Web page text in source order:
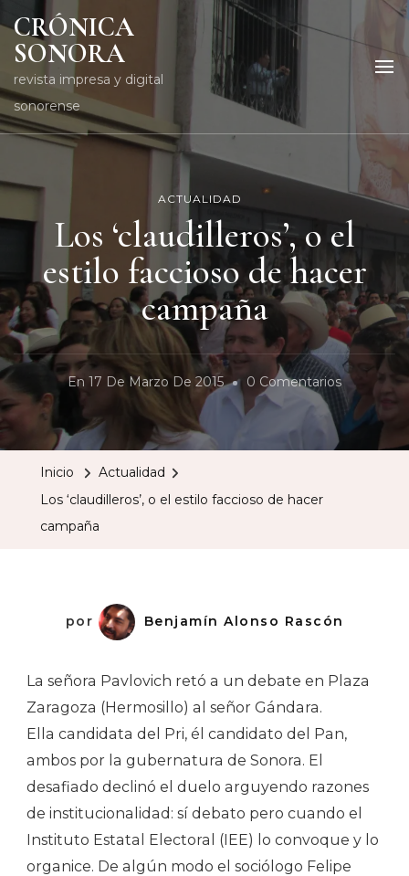
CRÓNICA
SONORA
revista impresa y digital
sonorense
ACTUALIDAD
Los ‘claudilleros’, o el
estilo faccioso de hacer
campaña
En 17 De Marzo De 2015 0 ComentariosEn
Los
Campaña
Inicio
Actualidad
Los ‘claudilleros’, o el estilo faccioso de hacer
campaña
por Benjamín Alonso Rascón
La señora Pavlovich retó a un debate en Plaza
Zaragoza (Hermosillo) al señor Gándara.
Ella candidata del Pri, él candidato del Pan,
ambos por la gubernatura de Sonora. El
desafiado declinó el duelo arguyendo razones
de institucionalidad: sí debato pero cuando el
Instituto Estatal Electoral (IEE) lo convoque y lo
organice. De algún modo el sociólogo Felipe